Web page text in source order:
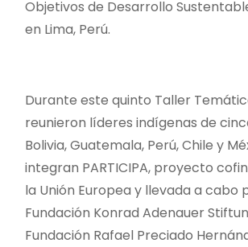
Objetivos de Desarrollo
en Lima, Perú.
Durante este quinto Taller
reunieron líderes indígenas de
Bolivia, Guatemala, Perú, Chile y
integran PARTICIPA, proyecto
la Unión Europea y llevada a cabo
Fundación Konrad Adenauer
Fundación Rafael Preciado